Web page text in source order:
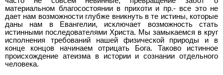
материальном благосостоянии в прихоти и пр.- все это не
дает нам возможности глубже вникнуть в те истины, которые
даны нам в Евангелии, исключает возможность стать
истинными последователями Христа. Мы замыкаемся в круг
исполнения требований нашей физической природы и в
конце концов начинаем отрицать Бога. Таково истинное
происхождение атеизма в истории и сознании отдельного
человека.